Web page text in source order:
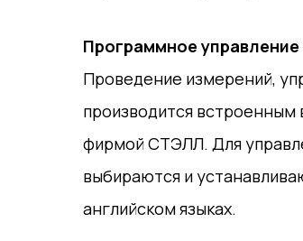
Программное
Проведение измерений,
производится
фирмой СТЭЛЛ. Для
выбираются и
английском языках.